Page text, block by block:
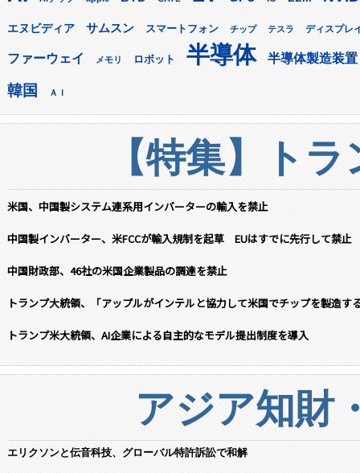
エヌビディア サムスン スマートフォン チップ テスラ ディスプレ
ファーウェイ メモリ ロボット 半導体 半導体製造装置
韓国 ＡＩ
【特集】ト
米国、中国製システム連系用インバーターの輸入を禁止
中国製インバーター、米FCCが輸入規制を起草 EUはすでに先行して禁止
中国財政部、46社の米国企業製品の調達を禁止
トランプ大統領、「アップルがインテルと協力して米国でチップを製造す
トランプ米大統領、AI企業による自主的なモデル提出制度を導入
アジア知財
エリクソンと伝音科技、グローバル特許訴訟で和解